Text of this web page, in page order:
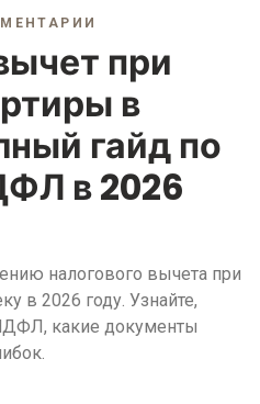
при
в
гайд по
в 2026
налогового вычета при
в 2026 году. Узнайте,
какие документы